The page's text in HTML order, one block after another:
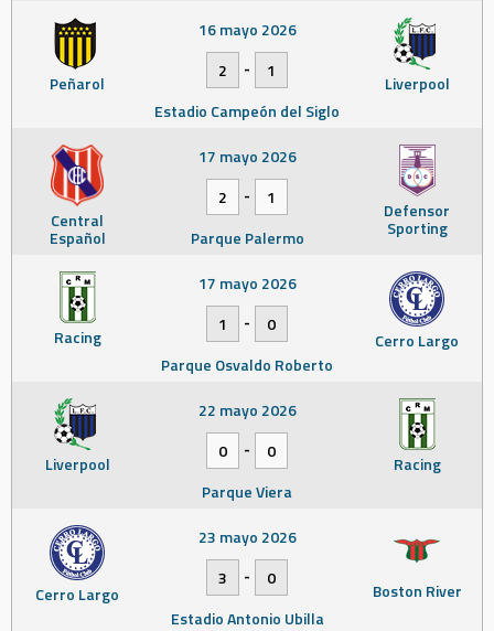
Peñarol Liverpool
16 mayo 2026
2
-
1
Estadio Campeón del Siglo
Central
Español
Defensor
Sporting
17 mayo 2026
2
-
1
Parque Palermo
Racing Cerro Largo
17 mayo 2026
1
-
0
Parque Osvaldo Roberto
Liverpool Racing
22 mayo 2026
0
-
0
Parque Viera
Cerro Largo Boston River
23 mayo 2026
3
-
0
Estadio Antonio Ubilla